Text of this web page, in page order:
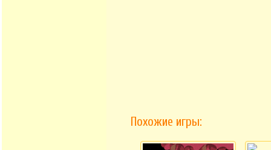
Похожие игры: